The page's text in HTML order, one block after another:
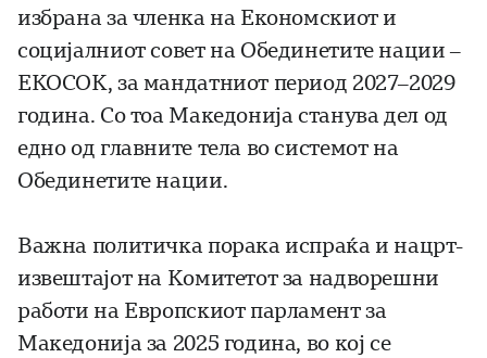
избрана за членка на Економскиот и
социјалниот совет на Обединетите нации –
ЕКОСОК, за мандатниот период 2027–2029
година. Со тоа Македонија станува дел од
едно од главните тела во системот на
Обединетите нации.
Важна политичка порака испраќа и нацрт-
извештајот на Комитетот за надворешни
работи на Европскиот парламент за
Македонија за 2025 година, во кој се